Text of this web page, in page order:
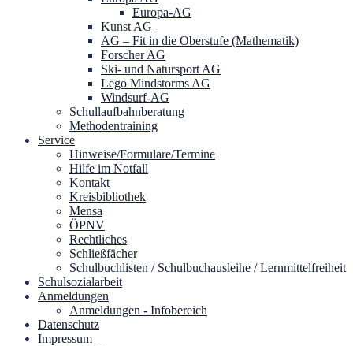
Europa-AG
Kunst AG
AG – Fit in die Oberstufe (Mathematik)
Forscher AG
Ski- und Natursport AG
Lego Mindstorms AG
Windsurf-AG
Schullaufbahnberatung
Methodentraining
Service
Hinweise/Formulare/Termine
Hilfe im Notfall
Kontakt
Kreisbibliothek
Mensa
ÖPNV
Rechtliches
Schließfächer
Schulbuchlisten / Schulbuchausleihe / Lernmittelfreiheit
Schulsozialarbeit
Anmeldungen
Anmeldungen - Infobereich
Datenschutz
Impressum